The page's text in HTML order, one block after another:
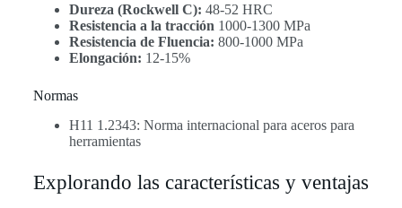
Dureza (Rockwell C): 48-52 HRC
Resistencia a la tracción 1000-1300 MPa
Resistencia de Fluencia: 800-1000 MPa
Elongación: 12-15%
Normas
H11 1.2343: Norma internacional para aceros para
herramientas
Explorando las características y ventajas